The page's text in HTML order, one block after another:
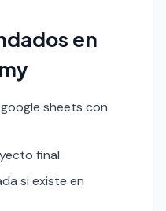
en
sheets con
final.
si existe en